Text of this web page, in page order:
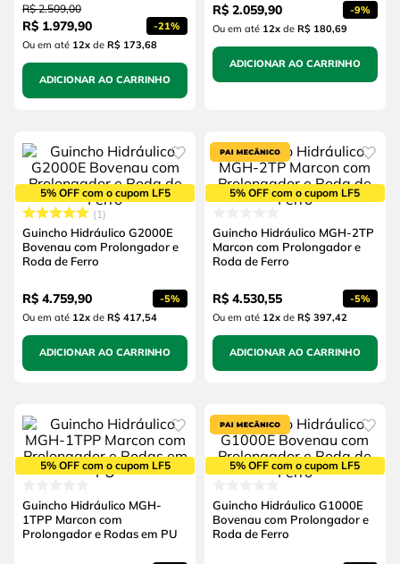
R$ 2.509,00
R$ 1.979,90 -21%
Ou em até 12xde R$ 173,68
ADICIONAR AO CARRINHO
R$ 2.059,90 -9%
Ou em até 12xde R$ 180,69
ADICIONAR AO CARRINHO
5% OFF com o cupom LF5
1
Guincho Hidráulico G2000E
Bovenau com Prolongador e
Roda de Ferro
R$ 4.759,90 -5%
Ou em até 12xde R$ 417,54
ADICIONAR AO CARRINHO
5% OFF com o cupom LF5
Guincho Hidráulico MGH-2TP
Marcon com Prolongador e
Roda de Ferro
R$ 4.530,55 -5%
Ou em até 12xde R$ 397,42
ADICIONAR AO CARRINHO
5% OFF com o cupom LF5
Guincho Hidráulico MGH-
1TPP Marcon com
Prolongador e Rodas em PU
5% OFF com o cupom LF5
Guincho Hidráulico G1000E
Bovenau com Prolongador e
Roda de Ferro